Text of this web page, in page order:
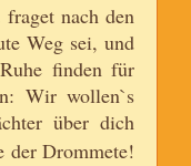
nach den
Weg sei, und
finden für
Wir wollen`s
über dich
der Drommete!